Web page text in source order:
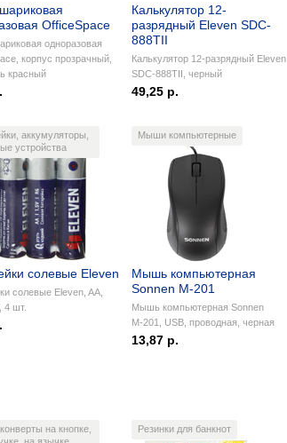
OfficeSpace
одноразовая
корпус прозрачный,
красный
Калькулятор 12-
разрядный Eleven SDC-
888TII
Калькулятор 12-разрядный Eleven
SDC-888TII, черный
49,25 р.
аккумуляторы,
устройства
солевые Eleven
солевые Eleven, AA,
4 шт.
Мыши компьютерные
Мышь компьютерная
Sonnen М-201
Мышь компьютерная Sonnen
М-201, USB, проводная, черная
13,87 р.
на кнопке,
Резинки для банкнот